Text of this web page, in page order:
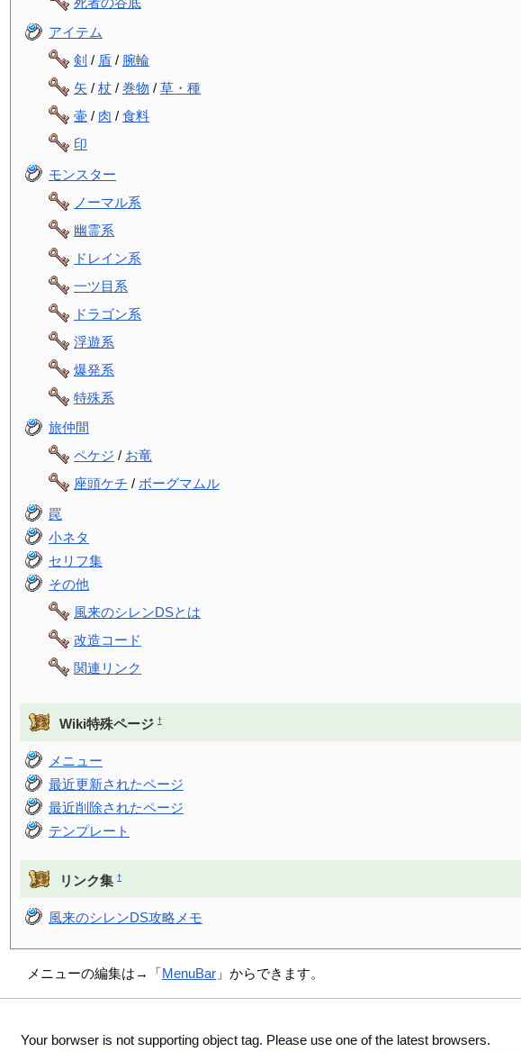
アイテム
剣 / 盾 / 腕輪
矢 /杖 /巻物 /草・種
壷 / 肉 /食料
印
モンスター
ノーマル系
幽霊系
ドレイン系
一ツ目系
ドラゴン系
浮遊系
爆発系
特殊系
旅仲間
ペケジ / お竜
座頭ケチ / ボーグマムル
罠
小ネタ
セリフ集
その他
風来のシレンDSとは
改造コード
関連リンク
Wiki特殊ページ †
メニュー
最近更新されたページ
最近削除されたページ
テンプレート
リンク集 †
風来のシレンDS攻略メモ
メニューの編集は→「MenuBar 」からできます。
Your borwser is not supporting object tag. Please use one of the latest browsers.